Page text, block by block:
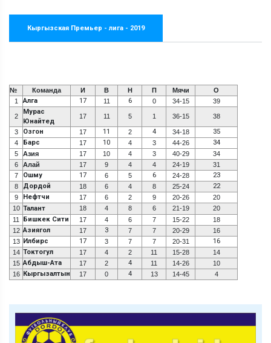
Кыргызская Премьер - лига - 2019
№ Команда И В Н П Мячи
О
1
Алга 17 11 6 0 34-15 39
2
Мурас
Юнайтед
17 11 5 1 36-15 38
3 Озгон 17 11 2 4 34-18 35
4 Барс 17 10 4 3 44-26 34
5 Азия 17 10 4 3 40-29
34
6
Алай 17 9 4 4 24-19
31
7
Ошму 17 6 5 6 24-28 23
8 Дордой 18 6 4 8 25-24 22
9 Нефтчи 17 6 2 9 20-26
20
10 Талант 18 4 8 6 21-19
20
11
Бишкек Сити 17 4 6 7 15-22
18
12 Азиягол 17 3 7 7 20-29
16
13 Илбирс 17 3 7 7 20-31 16
14 Токтогул 17 4 2 11 15-28
14
15 Абдыш-Ата 17 2 4 11 14-26
10
16 Кыргызалтын 17 0 4 13 14-45 4